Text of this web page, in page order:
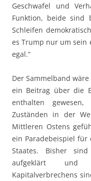
Geschwafel und
Funktion, beide sind
Schleifen
es Trump nur um sein
egal.“
Der Sammelband
ein Beitrag über die
enthalten
Zuständen in der
Mittleren Ostens
ein Paradebeispiel für
Staates. Bisher
aufgeklärt und
Kapitalverbrechens